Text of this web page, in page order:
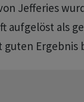
Jefferies
aufgelöst als
Ergebnis